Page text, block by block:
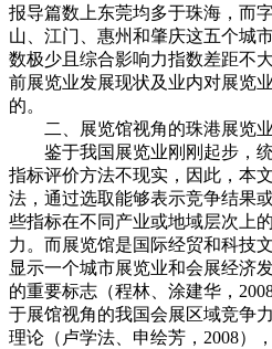
报导篇数上东莞均多于珠海，而
山、江门、惠州和肇庆这五个城
数极少且综合影响力指数差距不
前展览业发展现状及业内对展览
的。
二、展览馆视角的珠港展览
鉴于我国展览业刚刚起步，统
指标评价方法不现实，因此，本
法，通过选取能够表示竞争结果
些指标在不同产业或地域层次上
力。而展览馆是国际经贸和科技
显示一个城市展览业和会展经济
的重要标志（程林、涂建华，
于展馆视角的我国会展区域竞争
理论（卢学法、申绘芳，2008）